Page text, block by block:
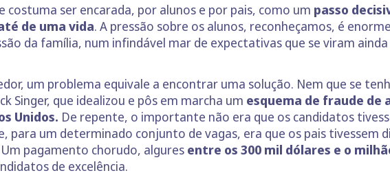
costuma ser encarada, por alunos e por pais, como um passo
de uma vida. A pressão sobre os alunos, reconheçamos, é
da família, num infindável mar de expectativas que se viram
um problema equivale a encontrar uma solução. Nem que se
Singer, que idealizou e pôs em marcha um esquema de fraude de
Unidos. De repente, o importante não era que os candidatos
para um determinado conjunto de vagas, era que os pais tivessem
pagamento chorudo, algures entre os 300 mil dólares e o
de excelência.